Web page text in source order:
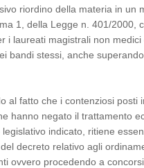
riordino della materia in un
1, della Legge n. 401/
i laureati magistrali non
bandi stessi, anche
al fatto che i contenziosi
hanno negato il trattamento
legislativo indicato, ritiene
decreto relativo agli
ovvero procedendo a